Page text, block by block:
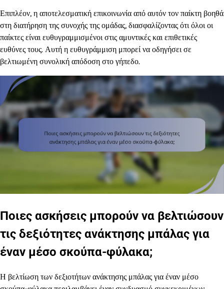
Επιπλέον, η αποτελεσματική επικοινωνία από αυτόν τον παίκτη βοηθά
στη διατήρηση της συνοχής της ομάδας, διασφαλίζοντας ότι όλοι οι
παίκτες είναι ευθυγραμμισμένοι στις αμυντικές και επιθετικές
ευθύνες τους. Αυτή η ευθυγράμμιση μπορεί να οδηγήσει σε
βελτιωμένη συνολική απόδοση στο γήπεδο.
Ποιες ασκήσεις μπορούν να βελτιώσουν
τις δεξιότητες ανάκτησης μπάλας για
έναν μέσο σκούπα-φύλακα;
Η βελτίωση των δεξιοτήτων ανάκτησης μπάλας για έναν μέσο